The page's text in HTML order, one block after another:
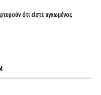
ότι είστε αγχωμένοι;